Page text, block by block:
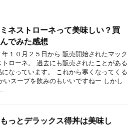
ネストローネって美味しい？買
でみた感想
年１０月２５日から 販売開始されたマック
トローネ。 過去にも販売されたことがある
になっています。 これから寒くなってくる
いスープを飲みのもいいですねー しかし
っとデラックス得丼は美味し